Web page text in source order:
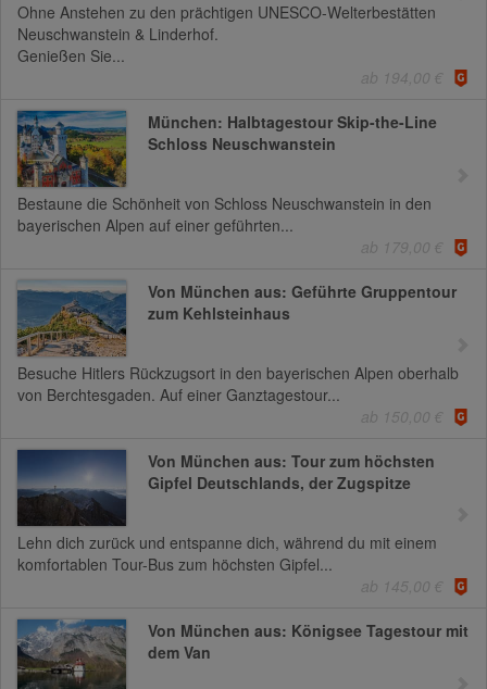
Ohne Anstehen zu den prächtigen UNESCO-Welterbestätten
Neuschwanstein & Linderhof.
Genießen Sie...
ab 194,00 €
München: Halbtagestour Skip-the-Line
Schloss Neuschwanstein
Bestaune die Schönheit von Schloss Neuschwanstein in den
bayerischen Alpen auf einer geführten...
ab 179,00 €
Von München aus: Geführte Gruppentour
zum Kehlsteinhaus
Besuche Hitlers Rückzugsort in den bayerischen Alpen oberhalb
von Berchtesgaden. Auf einer Ganztagestour...
ab 150,00 €
Von München aus: Tour zum höchsten
Gipfel Deutschlands, der Zugspitze
Lehn dich zurück und entspanne dich, während du mit einem
komfortablen Tour-Bus zum höchsten Gipfel...
ab 145,00 €
Von München aus: Königsee Tagestour mit
dem Van